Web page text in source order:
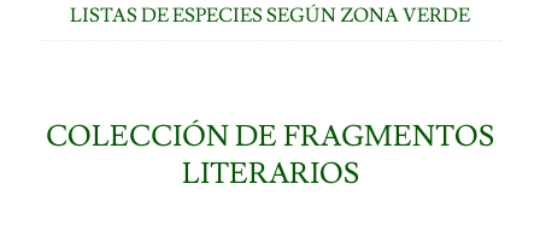
LISTAS DE ESPECIES SEGÚN ZONA VERDE
COLECCIÓN DE FRAGMENTOS
LITERARIOS